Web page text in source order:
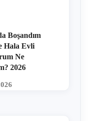
Boşandım
Hala Evli
Ne
2026